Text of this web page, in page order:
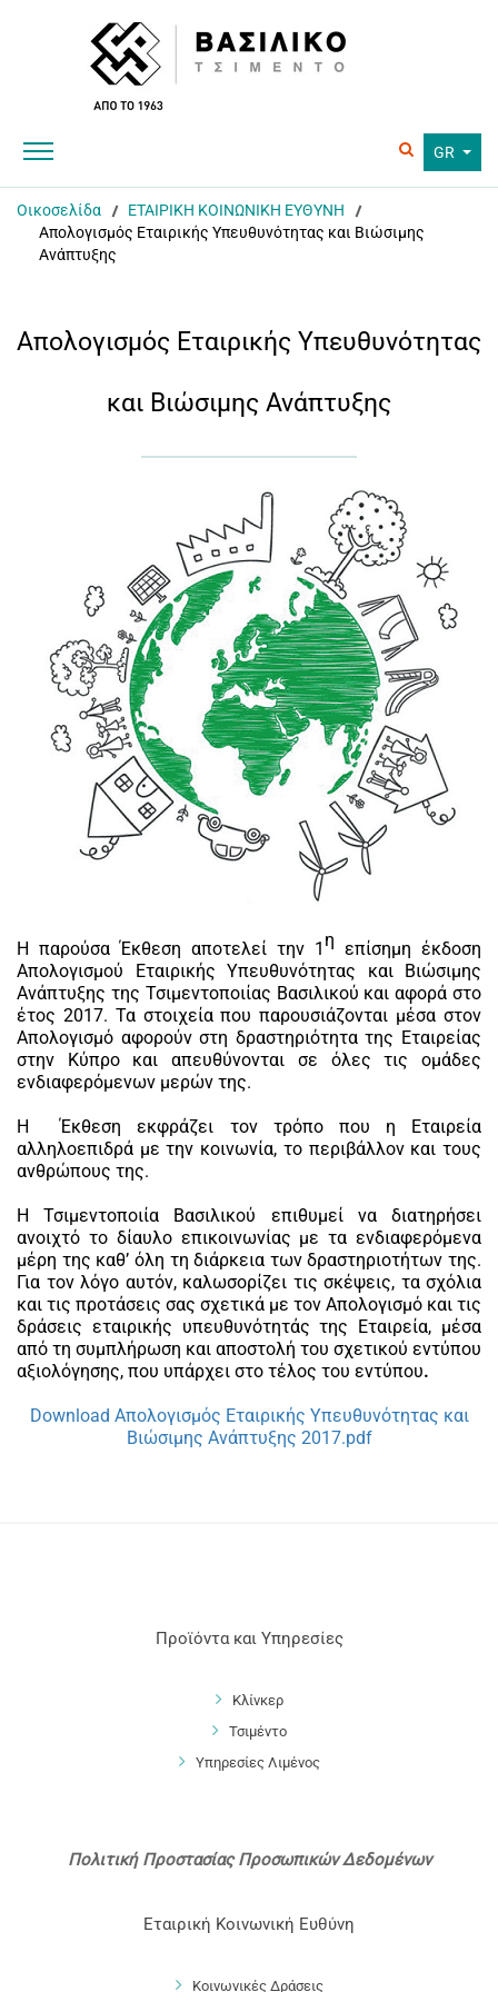
GR
Οικοσελίδα
ΕΤΑΙΡΙΚΗ ΚΟΙΝΩΝΙΚΗ ΕΥΘΥΝΗ
Απολογισμός Εταιρικής Υπευθυνότητας και Βιώσιμης
Ανάπτυξης
Απολογισμός Εταιρικής Υπευθυνότητας
και Βιώσιμης Ανάπτυξης
Η παρούσα Έκθεση αποτελεί την 1 η επίσημη έκδοση
Απολογισμού Εταιρικής Υπευθυνότητας και Βιώσιμης
Ανάπτυξης της Τσιμεντοποιίας Βασιλικού και αφορά στο
έτος 2017. Τα στοιχεία που παρουσιάζονται μέσα στον
Απολογισμό αφορούν στη δραστηριότητα της Εταιρείας
στην Κύπρο και απευθύνονται σε όλες τις ομάδες
ενδιαφερόμενων μερών της.
Η Έκθεση εκφράζει τον τρόπο που η Εταιρεία
αλληλοεπιδρά με την κοινωνία, το περιβάλλον και τους
ανθρώπους της.
Η Τσιμεντοποιία Βασιλικού επιθυμεί να διατηρήσει
ανοιχτό το δίαυλο επικοινωνίας με τα ενδιαφερόμενα
μέρη της καθ’ όλη τη διάρκεια των δραστηριοτήτων της.
Για τον λόγο αυτόν, καλωσορίζει τις σκέψεις, τα σχόλια
και τις προτάσεις σας σχετικά με τον Απολογισμό και τις
δράσεις εταιρικής υπευθυνότητάς της Εταιρεία, μέσα
από τη συμπλήρωση και αποστολή του σχετικού εντύπου
αξιολόγησης, που υπάρχει στο τέλος του εντύπου.
Download Απολογισμός Εταιρικής Υπευθυνότητας και
Βιώσιμης Ανάπτυξης 2017.pdf
Προϊόντα και Υπηρεσίες
Κλίνκερ
Τσιμέντο
Υπηρεσίες Λιμένος
Πολιτική Προστασίας Προσωπικών Δεδομένων
Εταιρική Κοινωνική Ευθύνη
Κοινωνικές Δράσεις